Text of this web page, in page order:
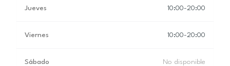
Jueves 10:00-20:00
Viernes 10:00-20:00
Sábado No disponible